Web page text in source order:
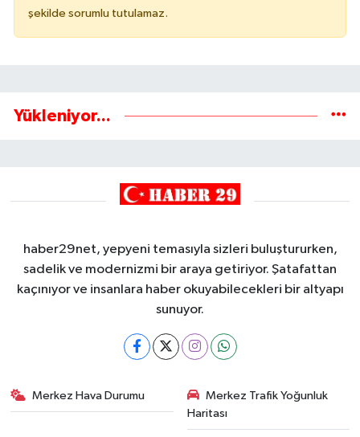
şekilde sorumlu tutulamaz.
Yükleniyor...
haber29net, yepyeni temasıyla sizleri buluştururken,
sadelik ve modernizmi bir araya getiriyor. Şatafattan
kaçınıyor ve insanlara haber okuyabilecekleri bir altyapı
sunuyor.
Merkez Hava Durumu
Merkez Trafik Yoğunluk
Haritası